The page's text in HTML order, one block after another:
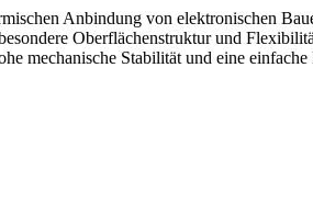
Anbindung von elektronischen
Oberflächenstruktur und
mechanische Stabilität und eine einfache